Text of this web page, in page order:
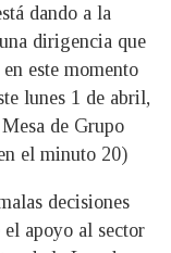
dando a la
dirigencia que
este momento
lunes 1 de abril,
de Grupo
el minuto 20)
decisiones
apoyo al sector